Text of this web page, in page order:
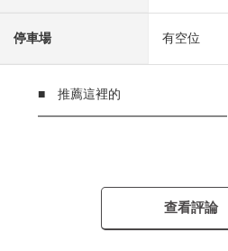
停車場 有空位
■ 推薦這裡的
━━━━━━━━━━━━━━━・
○ 阪急寶冢線"清荒神"車站步行9
○ 2026年3月下旬翻新完成
○ 能停1台(車型限制有)
查看評論